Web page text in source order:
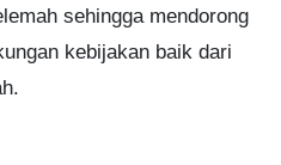
sehingga mendorong
kebijakan baik dari